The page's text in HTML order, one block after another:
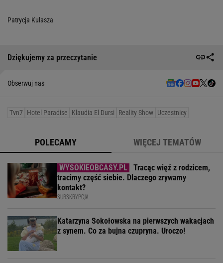
Patrycja Kulasza
Dziękujemy za przeczytanie
Obserwuj nas
Tvn7 Hotel Paradise Klaudia El Dursi Reality Show Uczestnicy
POLECAMY WIĘCEJ TEMATÓW
Tracąc więź z rodzicem,
tracimy część siebie. Dlaczego zrywamy
kontakt?
SUBSKRYPCJA
Katarzyna Sokołowska na pierwszych wakacjach
z synem. Co za bujna czupryna. Uroczo!